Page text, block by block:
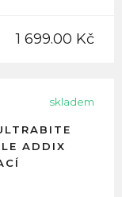
1 699.00 Kč
skladem
ADDIX